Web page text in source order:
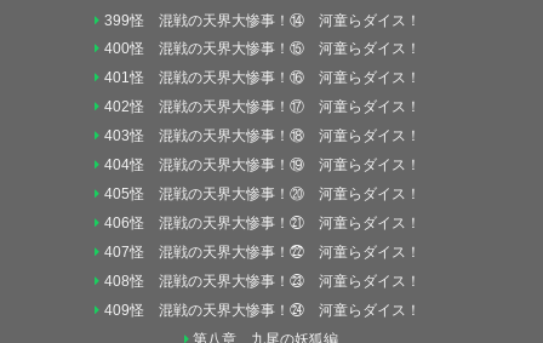
399怪 混戦の天界大惨事！⑭ 河童らダイス！
400怪 混戦の天界大惨事！⑮ 河童らダイス！
401怪 混戦の天界大惨事！⑯ 河童らダイス！
402怪 混戦の天界大惨事！⑰ 河童らダイス！
403怪 混戦の天界大惨事！⑱ 河童らダイス！
404怪 混戦の天界大惨事！⑲ 河童らダイス！
405怪 混戦の天界大惨事！⑳ 河童らダイス！
406怪 混戦の天界大惨事！㉑ 河童らダイス！
407怪 混戦の天界大惨事！㉒ 河童らダイス！
408怪 混戦の天界大惨事！㉓ 河童らダイス！
409怪 混戦の天界大惨事！㉔ 河童らダイス！
第八章 九尾の妖狐編